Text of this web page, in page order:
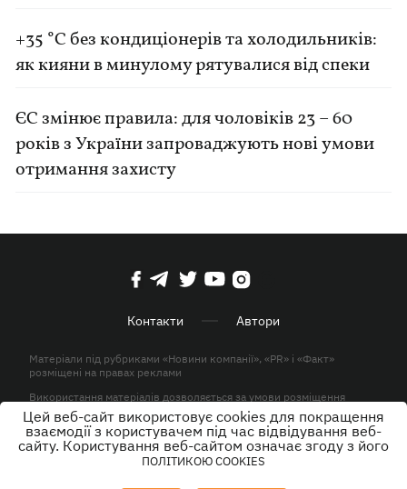
+35 °C без кондиціонерів та холодильників:
як кияни в минулому рятувалися від спеки
ЄС змінює правила: для чоловіків 23 – 60
років з України запроваджують нові умови
отримання захисту
Контакти Автори
Матеріали під рубриками «Новини компанії», «PR» і «Факт»
розміщені на правах реклами
Використання матеріалів дозволяється за умови розміщення
активного гіперпосилання на KP.UA в першому абзаці.
© ТОВ «ЮЛАВ МЕДІА» 2026. Всі права захищені.
Цей веб-сайт використовує cookies для покращення
взаємодії з користувачем під час відвідування веб-
сайту. Користування веб-сайтом означає згоду з його
ПОЛІТИКОЮ COOKIES